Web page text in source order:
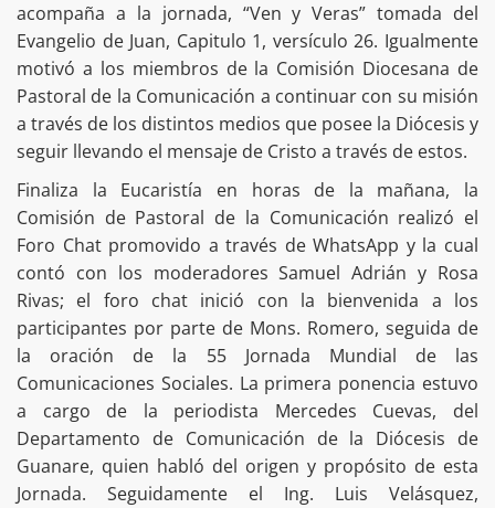
acompaña a la jornada, “Ven y Veras” tomada del
Evangelio de Juan, Capitulo 1, versículo 26. Igualmente
motivó a los miembros de la Comisión Diocesana de
Pastoral de la Comunicación a continuar con su misión
a través de los distintos medios que posee la Diócesis y
seguir llevando el mensaje de Cristo a través de estos.
Finaliza la Eucaristía en horas de la mañana, la
Comisión de Pastoral de la Comunicación realizó el
Foro Chat promovido a través de WhatsApp y la cual
contó con los moderadores Samuel Adrián y Rosa
Rivas; el foro chat inició con la bienvenida a los
participantes por parte de Mons. Romero, seguida de
la oración de la 55 Jornada Mundial de las
Comunicaciones Sociales. La primera ponencia estuvo
a cargo de la periodista Mercedes Cuevas, del
Departamento de Comunicación de la Diócesis de
Guanare, quien habló del origen y propósito de esta
Jornada. Seguidamente el Ing. Luis Velásquez,